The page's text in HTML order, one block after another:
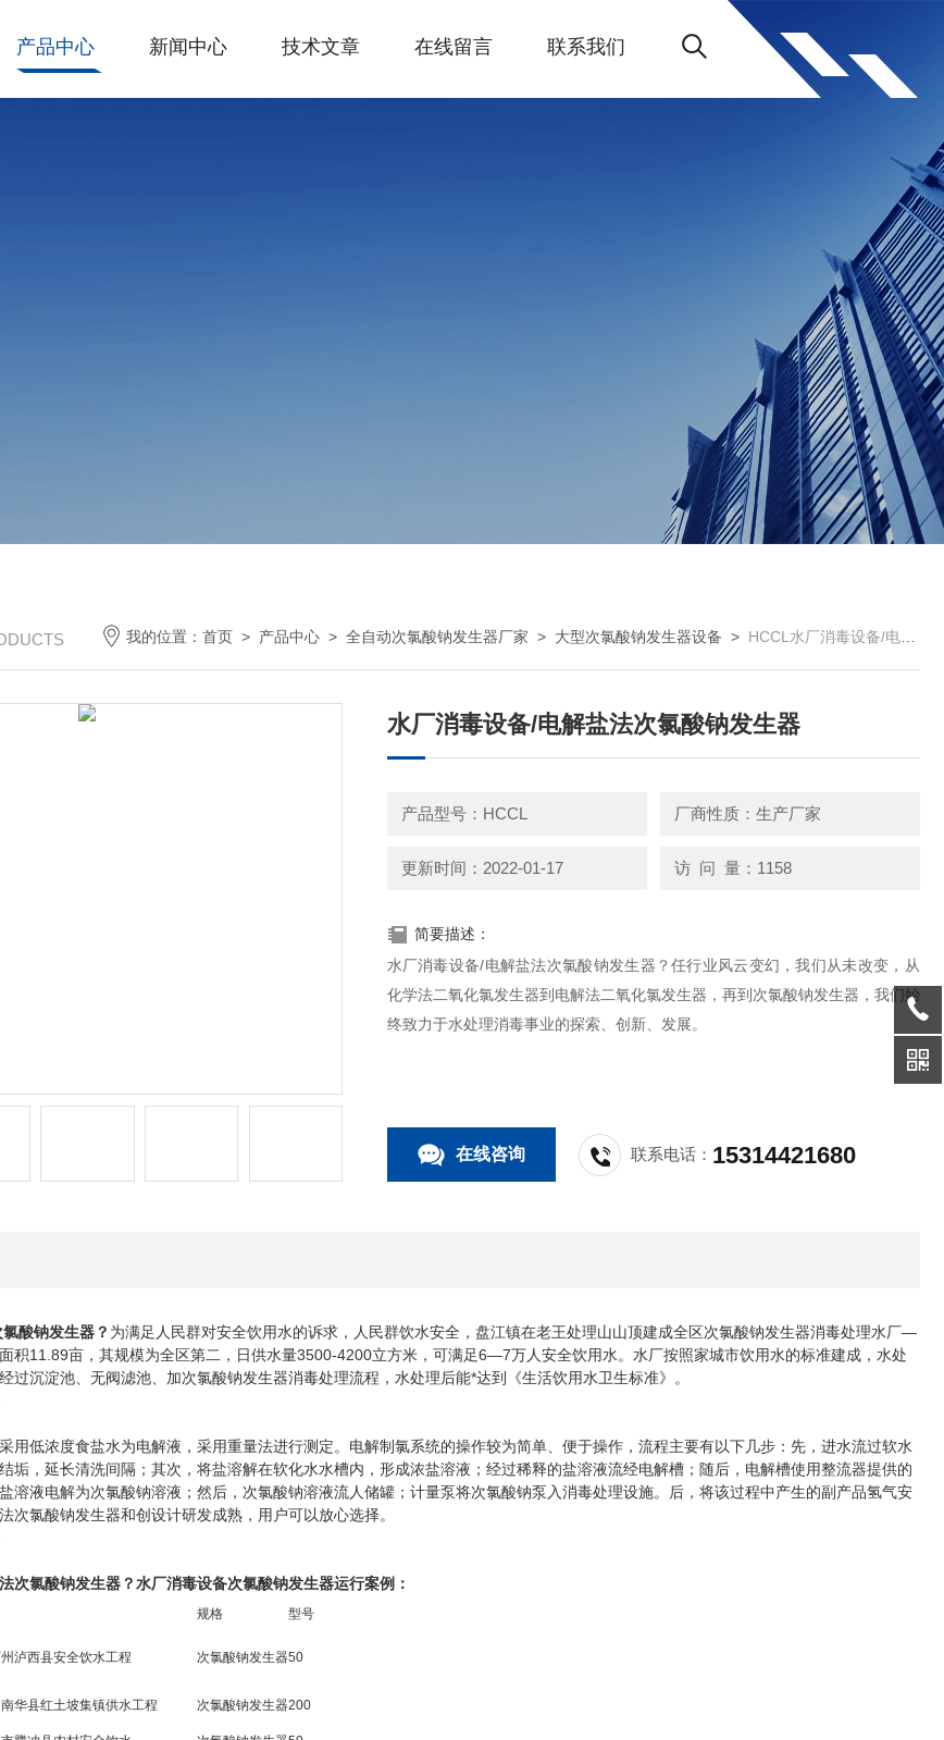
产品中心 新闻中心 技术文章 在线留言 联系我们
我的位置：首页 > 产品中心 >全自动次氯酸钠发生器厂家 > 大型次氯酸钠发生器设备 > HCCL水厂消毒设备/电解盐法次氯酸钠发生器
水厂消毒设备/电解盐法次氯酸钠发生器
产品型号：HCCL 厂商性质：生产厂家
更新时间：2022-01-17 访 问 量：1158
简要描述：
水厂消毒设备/电解盐法次氯酸钠发生器？任行业风云变幻，我们从未改变，从
化学法二氧化氯发生器到电解法二氧化氯发生器，再到次氯酸钠发生器，我们始
终致力于水处理消毒事业的探索、创新、发展。
在线咨询 联系电话： 15314421680
酸钠发生器？ 为满足人民群对安全饮用水的诉求，人民群饮水安全，盘江镇在老王处理山山顶建成全区次氯酸钠发生器消毒处理水厂—
积11.89亩，其规模为全区第二，日供水量3500-4200立方米，可满足6—7万人安全饮用水。水厂按照家城市饮用水的标准建成，水处
过沉淀池、无阀滤池、加次氯酸钠发生器消毒处理流程，水处理后能*达到《生活饮用水卫生标准》。
低浓度食盐水为电解液，采用重量法进行测定。电解制氯系统的操作较为简单、便于操作，流程主要有以下几步：先，进水流过软水
垢，延长清洗间隔；其次，将盐溶解在软化水水槽内，形成浓盐溶液；经过稀释的盐溶液流经电解槽；随后，电解槽使用整流器提供的
溶液电解为次氯酸钠溶液；然后，次氯酸钠溶液流人储罐；计量泵将次氯酸钠泵入消毒处理设施。后，将该过程中产生的副产品氢气安
次氯酸钠发生器和创设计研发成熟，用户可以放心选择。
次氯酸钠发生器？水厂消毒设备次氯酸钠发生器运行案例：
规格 型号
泸西县安全饮水工程 次氯酸钠发生器50
华县红土坡集镇供水工程 次氯酸钠发生器200